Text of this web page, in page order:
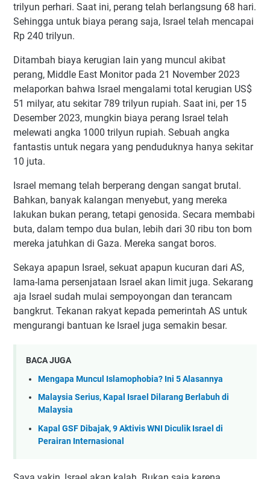
trilyun perhari. Saat ini, perang telah berlangsung 68 hari.
Sehingga untuk biaya perang saja, Israel telah mencapai
Rp 240 trilyun.
Ditambah biaya kerugian lain yang muncul akibat
perang, Middle East Monitor pada 21 November 2023
melaporkan bahwa Israel mengalami total kerugian US$
51 milyar, atu sekitar 789 trilyun rupiah. Saat ini, per 15
Desember 2023, mungkin biaya perang Israel telah
melewati angka 1000 trilyun rupiah. Sebuah angka
fantastis untuk negara yang penduduknya hanya sekitar
10 juta.
Israel memang telah berperang dengan sangat brutal.
Bahkan, banyak kalangan menyebut, yang mereka
lakukan bukan perang, tetapi genosida. Secara membabi
buta, dalam tempo dua bulan, lebih dari 30 ribu ton bom
mereka jatuhkan di Gaza. Mereka sangat boros.
Sekaya apapun Israel, sekuat apapun kucuran dari AS,
lama-lama persenjataan Israel akan limit juga. Sekarang
aja Israel sudah mulai sempoyongan dan terancam
bangkrut. Tekanan rakyat kepada pemerintah AS untuk
mengurangi bantuan ke Israel juga semakin besar.
BACA JUGA
Mengapa Muncul Islamophobia? Ini 5 Alasannya
Malaysia Serius, Kapal Israel Dilarang Berlabuh di
Malaysia
Kapal GSF Dibajak, 9 Aktivis WNI Diculik Israel di
Perairan Internasional